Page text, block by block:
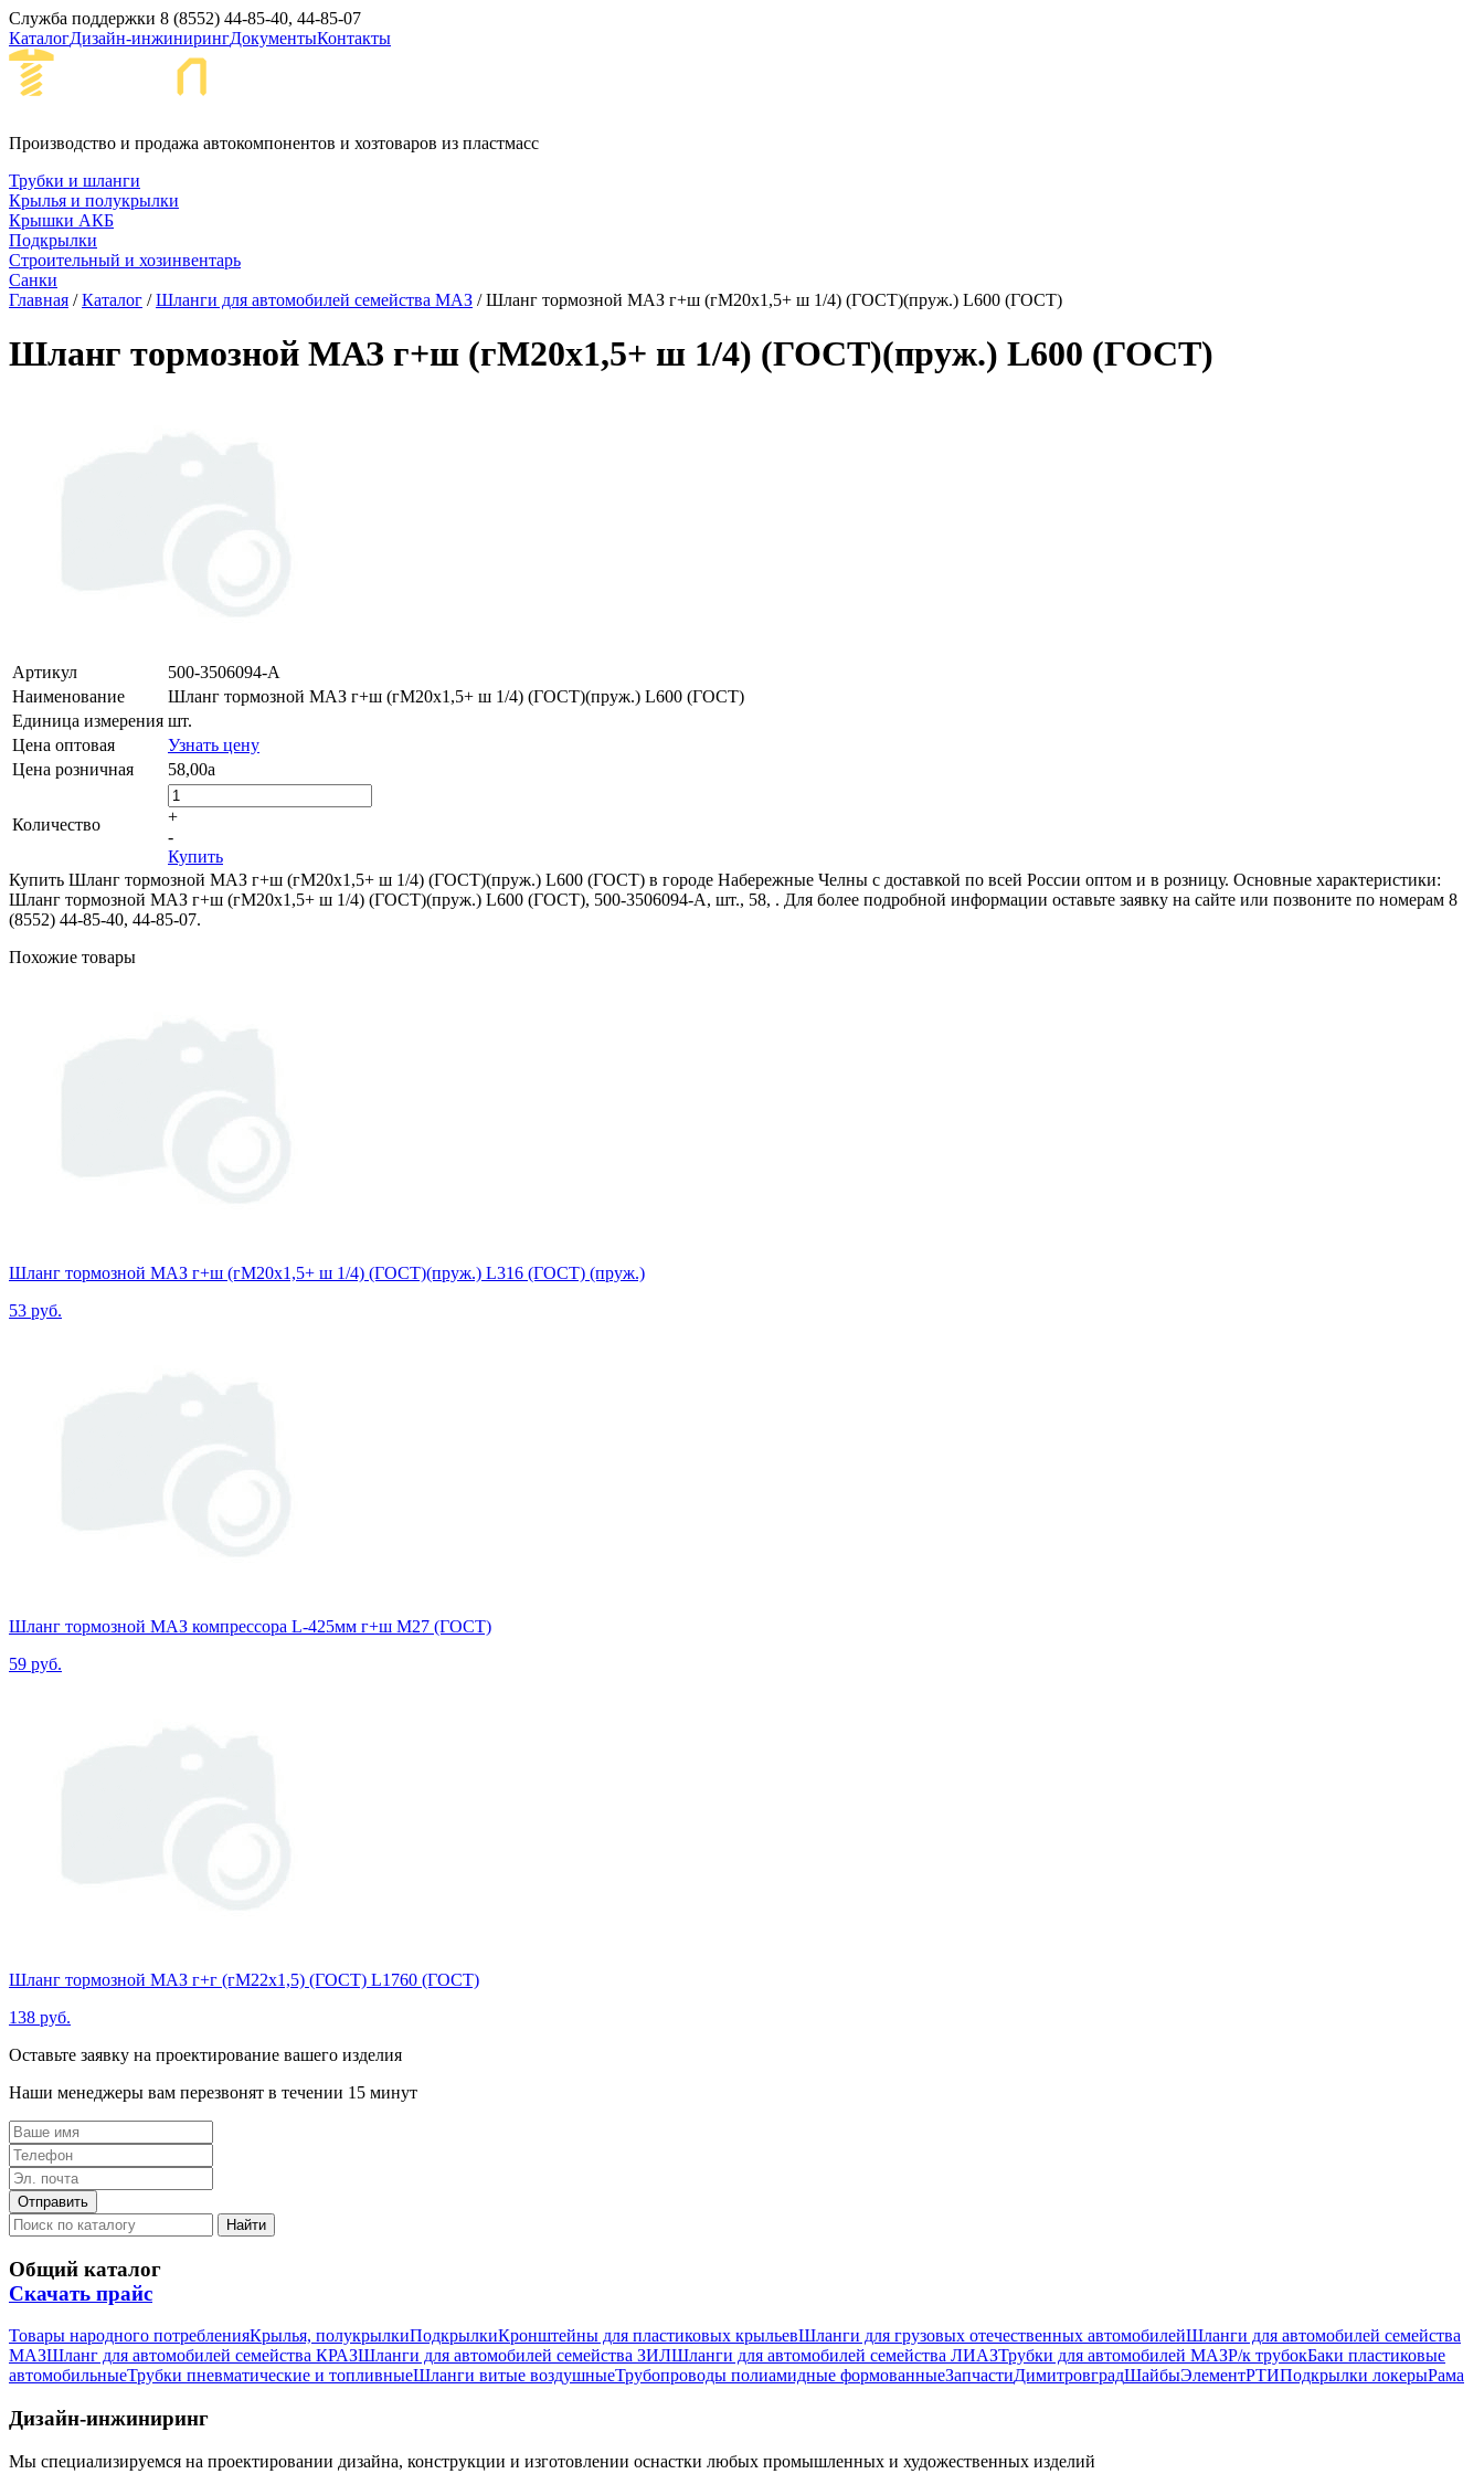
Служба поддержки 8 (8552) 44-85-40, 44-85-07
КаталогДизайн-инжинирингДокументыКонтакты
Производство и продажа автокомпонентов и хозтоваров из пластмасс
Трубки и шланги
Крылья и полукрылки
Крышки АКБ
Подкрылки
Строительный и хозинвентарь
Санки
Главная /Каталог /Шланги для автомобилей семейства МАЗ / Шланг тормозной МАЗ г+ш (гМ20х1,5+ ш 1/4) (ГОСТ)(пруж.) L600 (ГОСТ)
Шланг тормозной МАЗ г+ш (гМ20х1,5+ ш 1/4) (ГОСТ)(пруж.) L600 (ГОСТ)
Артикул
500-3506094-А
Наименование
Шланг тормозной МАЗ г+ш (гМ20х1,5+ ш 1/4) (ГОСТ)(пруж.) L600 (ГОСТ)
Единица измерения шт.
Цена оптовая
Узнать цену
Цена розничная
58,00a
Количество
+
-
Купить
Купить Шланг тормозной МАЗ г+ш (гМ20х1,5+ ш 1/4) (ГОСТ)(пруж.) L600 (ГОСТ) в городе Набережные Челны с доставкой по всей России оптом и в розницу. Основные характеристики:
Шланг тормозной МАЗ г+ш (гМ20х1,5+ ш 1/4) (ГОСТ)(пруж.) L600 (ГОСТ), 500-3506094-А, шт., 58, . Для более подробной информации оставьте заявку на сайте или позвоните по номерам 8
(8552) 44-85-40, 44-85-07.
Похожие товары
Шланг тормозной МАЗ г+ш (гМ20х1,5+ ш 1/4) (ГОСТ)(пруж.) L316 (ГОСТ) (пруж.)
53 руб.
Шланг тормозной МАЗ компрессора L-425мм г+ш М27 (ГОСТ)
59 руб.
Шланг тормозной МАЗ г+г (гМ22х1,5) (ГОСТ) L1760 (ГОСТ)
138 руб.
Оставьте заявку на проектирование вашего изделия
Наши менеджеры вам перезвонят в течении 15 минут
Общий каталог
Скачать прайс
Товары народного потребленияКрылья, полукрылкиПодкрылкиКронштейны для пластиковых крыльевШланги для грузовых отечественных автомобилейШланги для автомобилей семейства
МАЗШланг для автомобилей семейства КРАЗШланги для автомобилей семейства ЗИЛШланги для автомобилей семейства ЛИАЗТрубки для автомобилей МАЗР/к трубокБаки пластиковые
автомобильныеТрубки пневматические и топливныеШланги витые воздушныеТрубопроводы полиамидные формованныеЗапчастиДимитровградШайбыЭлементРТИПодкрылки локерыРама
Дизайн-инжиниринг
Мы специализируемся на проектировании дизайна, конструкции и изготовлении оснастки любых промышленных и художественных изделий